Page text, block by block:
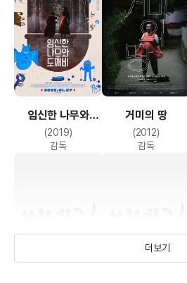
임신한 나무와
도깨비
(2019)
감독
거미의 땅
(2012)
감독
더보기